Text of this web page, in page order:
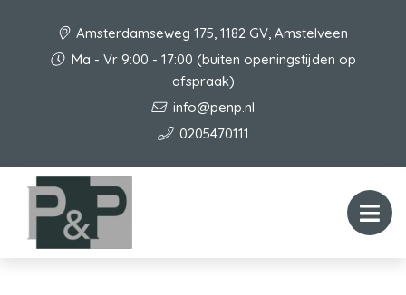
Amsterdamseweg 175, 1182 GV, Amstelveen
Ma - Vr 9:00 - 17:00 (buiten openingstijden op
afspraak)
info@penp.nl
0205470111